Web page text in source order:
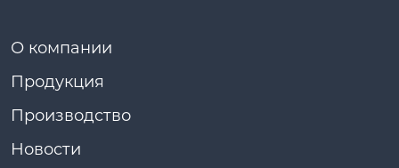
О компании
Продукция
Производство
Новости